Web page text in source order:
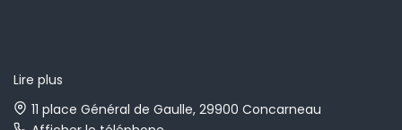
Lire plus
6 rue Nationale, 29140 Rosporden